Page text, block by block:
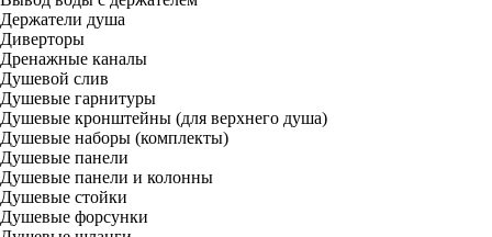
Держатели душа
Диверторы
Дренажные каналы
Душевой слив
Душевые гарнитуры
Душевые кронштейны (для верхнего душа)
Душевые наборы (комплекты)
Душевые панели
Душевые панели и колонны
Душевые стойки
Душевые форсунки